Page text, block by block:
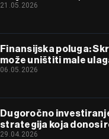
21.05.2026
Finansijska poluga:
može uništiti male
06.05.2026
Dugoročno
strategija koja donosi
29.04.2026